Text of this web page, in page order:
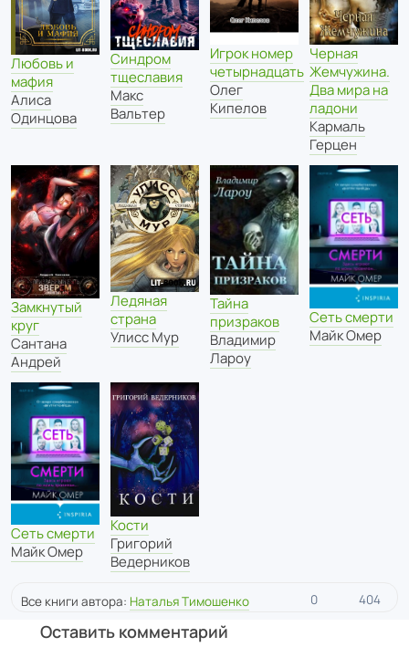
Любовь и
мафия
Алиса
Одинцова
Синдром
тщеславия
Макс
Вальтер
Игрок номер
четырнадцать
Олег
Кипелов
Черная
Жемчужина.
Два мира на
ладони
Кармаль
Герцен
Замкнутый
круг
Сантана
Андрей
Ледяная
страна
Улисс Мур
Тайна
призраков
Владимир
Лароу
Сеть смерти
Майк Омер
Сеть смерти
Майк Омер
Кости
Григорий
Ведерников
Все книги автора: Наталья Тимошенко 0 404
Оставить комментарий